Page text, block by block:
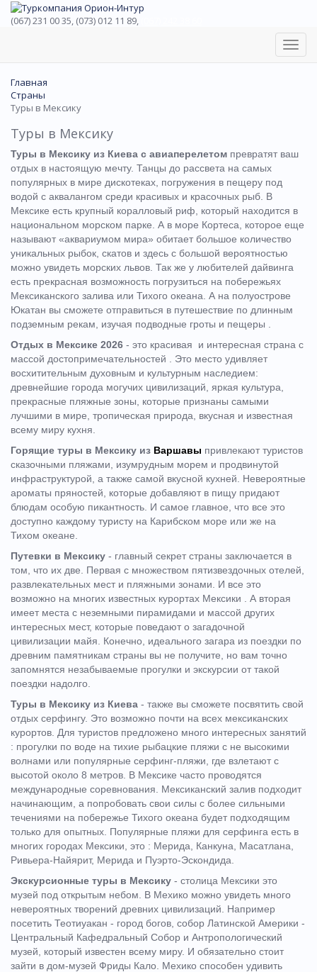
(067) 231 00 35, (073) 012 11 89,
Главная
Страны
Туры в Мексику
Туры в Мексику
Туры в Мексику из Киева с авиаперелетом превратят ваш
отдых в настоящую мечту. Танцы до рассвета на самых
популярных в мире дискотеках, погружения в пещеру под
водой с аквалангом среди красивых и красочных рыб. В
Мексике есть крупный коралловый риф, который находится в
национальном морском парке. А в море Кортеса, которое еще
называют «аквариумом мира» обитает большое количество
уникальных рыбок, скатов и здесь с большой вероятностью
можно увидеть морских львов. Так же у любителей дайвинга
есть прекрасная возможность погрузиться на побережьях
Мексиканского залива или Тихого океана. А на полуострове
Юкатан вы сможете отправиться в путешествие по длинным
подземным рекам, изучая подводные гроты и пещеры .
Отдых в Мексике 2026 - это красивая и интересная страна с
массой достопримечательностей . Это место удивляет
восхитительным духовным и культурным наследием:
древнейшие города могучих цивилизаций, яркая культура,
прекрасные пляжные зоны, которые признаны самыми
лучшими в мире, тропическая природа, вкусная и известная
всему миру кухня.
Горящие туры в Мексику из Варшавы привлекают туристов
сказочными пляжами, изумрудным морем и продвинутой
инфраструктурой, а также самой вкусной кухней. Невероятные
ароматы пряностей, которые добавляют в пищу придают
блюдам особую пикантность. И самое главное, что все это
доступно каждому туристу на Карибском море или же на
Тихом океане.
Путевки в Мексику - главный секрет страны заключается в
том, что их две. Первая с множеством пятизвездочных отелей,
развлекательных мест и пляжными зонами. И все это
возможно на многих известных курортах Мексики . А вторая
имеет места с неземными пирамидами и массой других
интересных мест, которые поведают о загадочной
цивилизации майя. Конечно, идеального загара из поездки по
древним памятникам страны вы не получите, но вам точно
запомнятся незабываемые прогулки и экскурсии от такой
поездки надолго.
Туры в Мексику из Киева - также вы сможете посвятить свой
отдых серфингу. Это возможно почти на всех мексиканских
курортов. Для туристов предложено много интересных занятий
: прогулки по воде на тихие рыбацкие пляжи с не высокими
волнами или популярные серфинг-пляжи, где взлетают с
высотой около 8 метров. В Мексике часто проводятся
международные соревнования. Мексиканский залив подходит
начинающим, а попробовать свои силы с более сильными
течениями на побережье Тихого океана будет подходящим
только для опытных. Популярные пляжи для серфинга есть в
многих городах Мексики, это : Мерида, Канкуна, Масатлана,
Ривьера-Найярит, Мерида и Пуэрто-Эскондида.
Экскурсионные туры в Мексику - столица Мексики это
музей под открытым небом. В Мехико можно увидеть много
невероятных творений древних цивилизаций. Например
посетить Теотиуакан - город богов, собор Латинской Америки -
Центральный Кафедральный Собор и Антропологический
музей, который известен всему миру. И обязательно стоит
зайти в дом-музей Фриды Кало. Мехико способен удивить